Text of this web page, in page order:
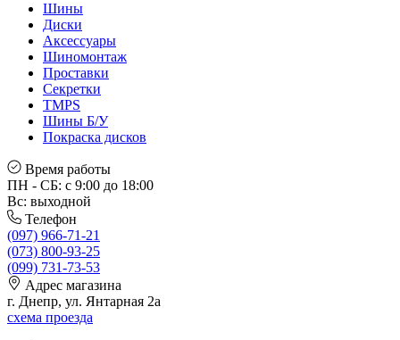
Шины
Диски
Аксессуары
Шиномонтаж
Проставки
Секретки
TMPS
Шины Б/У
Покраска дисков
Время работы
ПН - СБ: с 9:00 до 18:00
Вс: выходной
Телефон
(097) 966-71-21
(073) 800-93-25
(099) 731-73-53
Адрес магазина
г. Днепр, ул. Янтарная 2а
схема проезда